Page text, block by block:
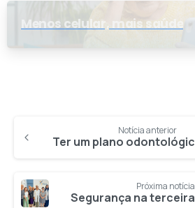
Menos celular, mais saúde
Notícia anterior
Próxima notícia